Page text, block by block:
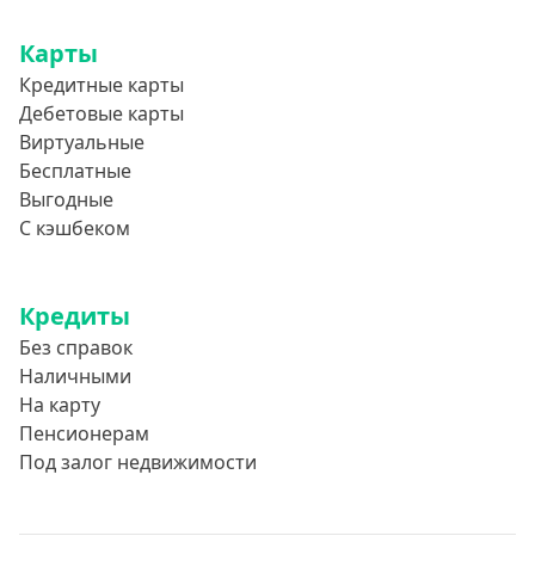
Карты
Кредитные карты
Дебетовые карты
Виртуальные
Бесплатные
Выгодные
С кэшбеком
Кредиты
Без справок
Наличными
На карту
Пенсионерам
Под залог недвижимости